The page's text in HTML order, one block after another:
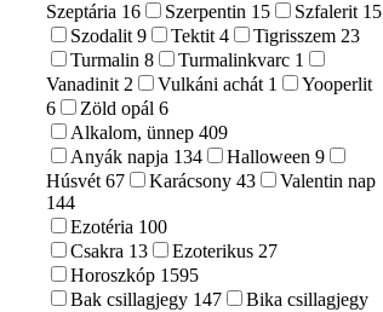
Szeptária 16 Szerpentin 15 Szfalerit 15
Szodalit 9 Tektit 4 Tigrisszem 23
Turmalin 8 Turmalinkvarc 1
Vanadinit 2 Vulkáni achát 1
Yooperlit
6
Zöld opál 6
Alkalom, ünnep 409
Anyák napja 134 Halloween 9
Húsvét 67 Karácsony 43
Valentin nap
144
Ezotéria 100
Csakra 13 Ezoterikus 27
Horoszkóp 1595
Bak csillagjegy 147
Bika csillagjegy